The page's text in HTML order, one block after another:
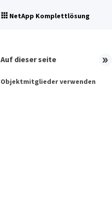
NetApp Komplettlösung
Auf dieser seite
Objektmitglieder verwenden